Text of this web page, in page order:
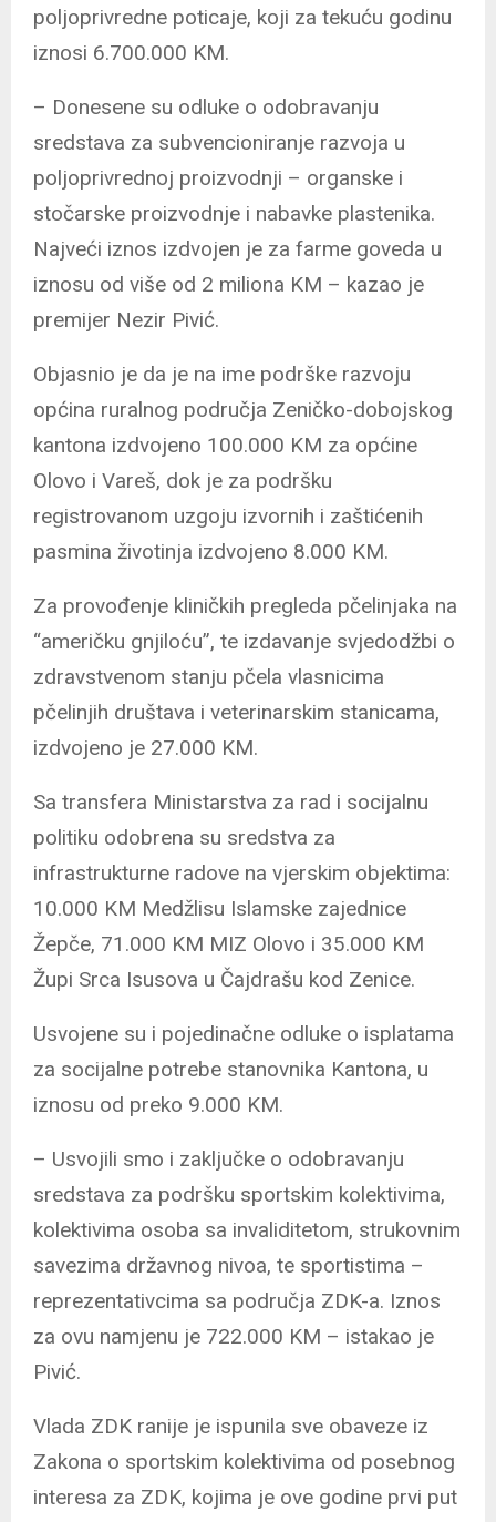
poljoprivredne poticaje, koji za tekuću godinu
iznosi 6.700.000 KM.
– Donesene su odluke o odobravanju
sredstava za subvencioniranje razvoja u
poljoprivrednoj proizvodnji – organske i
stočarske proizvodnje i nabavke plastenika.
Najveći iznos izdvojen je za farme goveda u
iznosu od više od 2 miliona KM – kazao je
premijer Nezir Pivić.
Objasnio je da je na ime podrške razvoju
općina ruralnog područja Zeničko-dobojskog
kantona izdvojeno 100.000 KM za općine
Olovo i Vareš, dok je za podršku
registrovanom uzgoju izvornih i zaštićenih
pasmina životinja izdvojeno 8.000 KM.
Za provođenje kliničkih pregleda pčelinjaka na
“američku gnjiloću”, te izdavanje svjedodžbi o
zdravstvenom stanju pčela vlasnicima
pčelinjih društava i veterinarskim stanicama,
izdvojeno je 27.000 KM.
Sa transfera Ministarstva za rad i socijalnu
politiku odobrena su sredstva za
infrastrukturne radove na vjerskim objektima:
10.000 KM Medžlisu Islamske zajednice
Žepče, 71.000 KM MIZ Olovo i 35.000 KM
Župi Srca Isusova u Čajdrašu kod Zenice.
Usvojene su i pojedinačne odluke o isplatama
za socijalne potrebe stanovnika Kantona, u
iznosu od preko 9.000 KM.
– Usvojili smo i zaključke o odobravanju
sredstava za podršku sportskim kolektivima,
kolektivima osoba sa invaliditetom, strukovnim
savezima državnog nivoa, te sportistima –
reprezentativcima sa područja ZDK-a. Iznos
za ovu namjenu je 722.000 KM – istakao je
Pivić.
Vlada ZDK ranije je ispunila sve obaveze iz
Zakona o sportskim kolektivima od posebnog
interesa za ZDK, kojima je ove godine prvi put